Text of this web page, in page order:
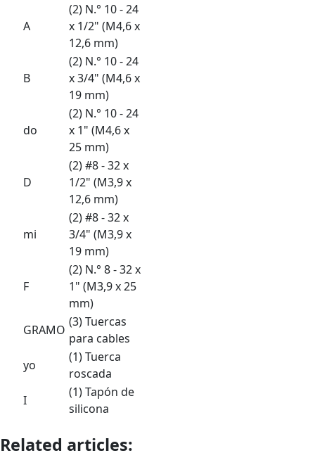
A
(2) N.° 10 - 24
x 1/2" (M4,6 x
12,6 mm)
B
(2) N.° 10 - 24
x 3/4" (M4,6 x
19 mm)
do
(2) N.° 10 - 24
x 1" (M4,6 x
25 mm)
D
(2) #8 - 32 x
1/2" (M3,9 x
12,6 mm)
mi
(2) #8 - 32 x
3/4" (M3,9 x
19 mm)
F
(2) N.° 8 - 32 x
1" (M3,9 x 25
mm)
GRAMO
(3) Tuercas
para cables
yo
(1) Tuerca
roscada
I
(1) Tapón de
silicona
Related articles: